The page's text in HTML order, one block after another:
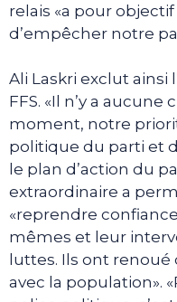
relais «a pour
d’empêcher notre
Ali Laskri exclut ainsi
FFS. «Il n’y a aucune
moment, notre
politique du parti et
le plan d’action du
extraordinaire a
«reprendre
mêmes et leur
luttes. Ils ont
avec la population».